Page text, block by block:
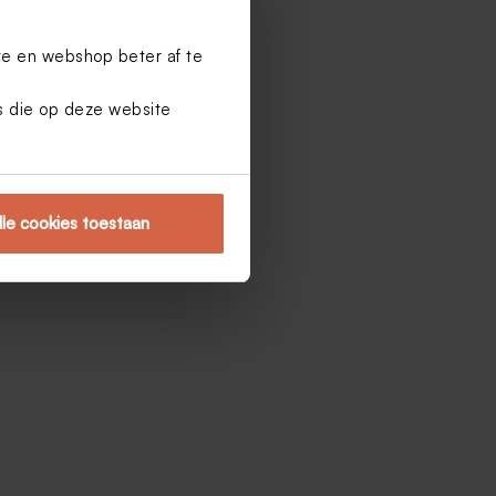
en webshop beter af te
die op deze website
cookies toestaan